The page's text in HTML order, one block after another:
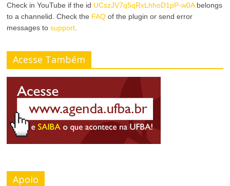
Check in YouTube if the id UCszJV7q5qRxLhhoD1pP-w0Abelongs
to a channelid. Check the FAQ of the plugin or send error
messages tosupport
Acesse Também
Apoio